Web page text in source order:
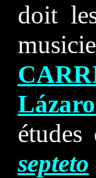
doit
septeto